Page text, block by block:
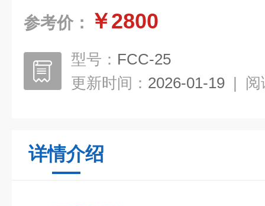
参考价： ￥2800
型号： FCC-25
更新时间： 2026-01-19 | 阅
详情介绍